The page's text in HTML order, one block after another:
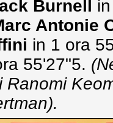
Burnell
Antonie
in 1 ora
55'27"5.
Ranomi